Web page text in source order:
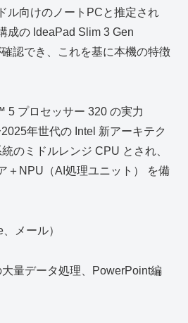
ル向けのノートPCと推定され
成の IdeaPad Slim 3 Gen
認でき、これを基に本機の特徴
プロセッサー 320 の実力
年世代の Intel 新アーキテク
のミドルレンジ CPU とされ、
＋NPU（AI処理ユニット） を備
メール）
量データ処理、PowerPoint編